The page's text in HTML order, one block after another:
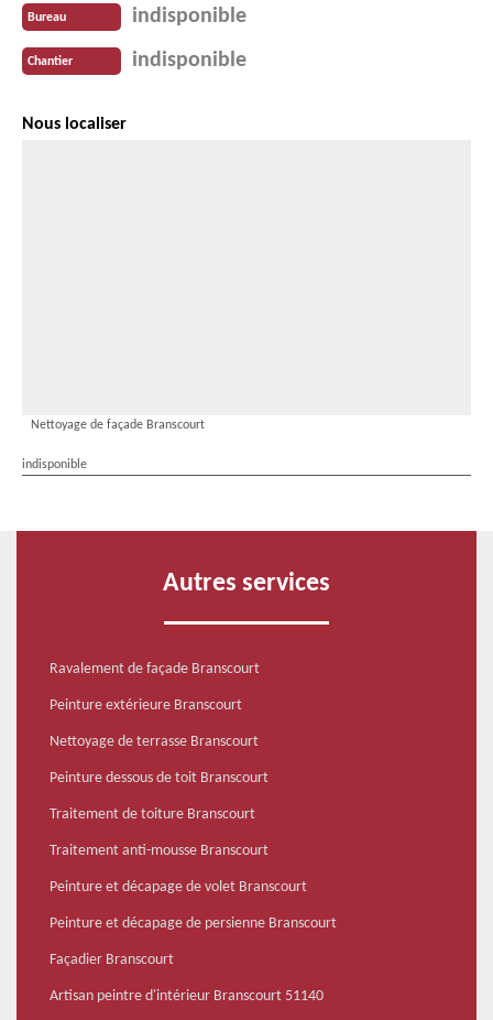
Bureau indisponible
Chantier indisponible
Nous localiser
Nettoyage de façade Branscourt
indisponible
Autres services
Ravalement de façade Branscourt
Peinture extérieure Branscourt
Nettoyage de terrasse Branscourt
Peinture dessous de toit Branscourt
Traitement de toiture Branscourt
Traitement anti-mousse Branscourt
Peinture et décapage de volet Branscourt
Peinture et décapage de persienne Branscourt
Façadier Branscourt
Artisan peintre d'intérieur Branscourt 51140